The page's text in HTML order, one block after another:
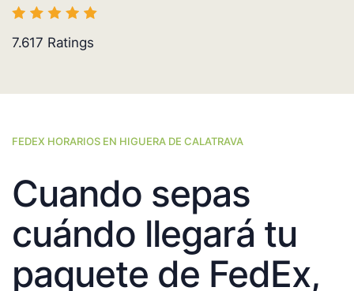
7.617 Ratings
FEDEX HORARIOS EN HIGUERA DE CALATRAVA
Cuando sepas
cuándo llegará tu
paquete de FedEx,